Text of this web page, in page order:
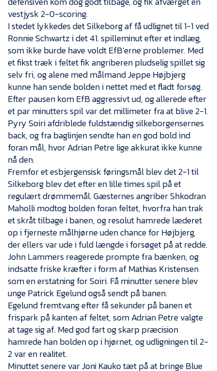
vestjysk 2-0-scoring.
I stedet lykkedes det Silkeborg af få udlignet til 1-1 ved
Ronnie Schwartz i det 41. spilleminut efter et indlæg,
som ikke burde have voldt EfB’erne problemer. Med
et fikst træk i feltet fik angriberen pludselig spillet sig
selv fri, og alene med målmand Jeppe Højbjerg
kunne han sende bolden i nettet med et fladt forsøg.
Efter pausen kom EfB aggressivt ud, og allerede efter
et par minutters spil var det millimeter fra at blive 2-1.
Pyry Soiri afdriblede fuldstændig silkeborgensernes
back, og fra baglinjen sendte han en god bold ind
foran mål, hvor Adrian Petre lige akkurat ikke kunne
nå den.
Fremfor et esbjergensisk føringsmål blev det 2-1 til
Silkeborg blev det efter en lille times spil på et
regulært drømmemål. Gæsternes angriber Shkodran
Maholli modtog bolden foran feltet, hvorfra han trak
et skråt tilbage i banen, og resolut hamrede læderet
op i fjerneste målhjørne uden chance for Højbjerg,
der ellers var ude i fuld længde i forsøget på at redde.
John Lammers reagerede prompte fra bænken, og
indsatte friske kræfter i form af Mathias Kristensen
som en erstatning for Soiri. Få minutter senere blev
unge Patrick Egelund også sendt på banen.
Egelund fremtvang efter få sekunder på banen et
frispark på kanten af feltet, som Adrian Petre valgte
at tage sig af. Med god fart og skarp præcision
hamrede han bolden op i hjørnet, og udligningen til 2-
2 var en realitet.
Minuttet senere var Joni Kauko tæt på at bringe Blue